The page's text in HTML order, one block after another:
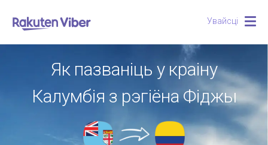
Увайсці
Як пазваніць у краіну
Калумбія з рэгіёна Фіджы